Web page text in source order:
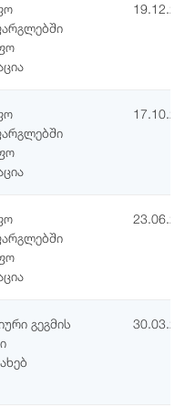
გეგმის